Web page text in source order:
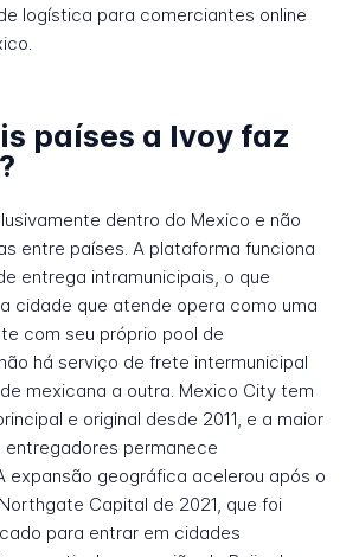
logística para comerciantes online
países a Ivoy faz
dentro do Mexico e não
entre países. A plataforma funciona
entrega intramunicipais, o que
cidade que atende opera como uma
com seu próprio pool de
há serviço de frete intermunicipal
mexicana a outra. Mexico City tem
e original desde 2011, e a maior
permanece
expansão geográfica acelerou após o
Capital de 2021, que foi
para entrar em cidades